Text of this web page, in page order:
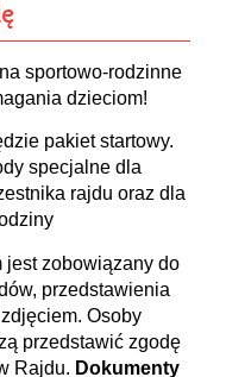
sportowo-rodzinne
dzieciom!
pakiet startowy.
specjalne dla
rajdu oraz dla
jest zobowiązany do
przedstawienia
Osoby
przedstawić zgodę
Rajdu. Dokumenty